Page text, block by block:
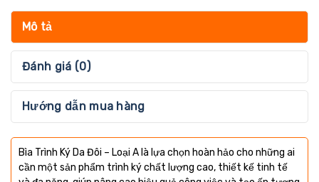
Mô tả
Đánh giá (0)
Hướng dẫn mua hàng
Bìa Trình Ký Da Đôi – Loại A là lựa chọn hoàn hảo cho những ai
cần một sản phẩm trình ký chất lượng cao, thiết kế tinh tế